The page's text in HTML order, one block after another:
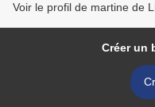
Voir le profil de martine de
Créer un